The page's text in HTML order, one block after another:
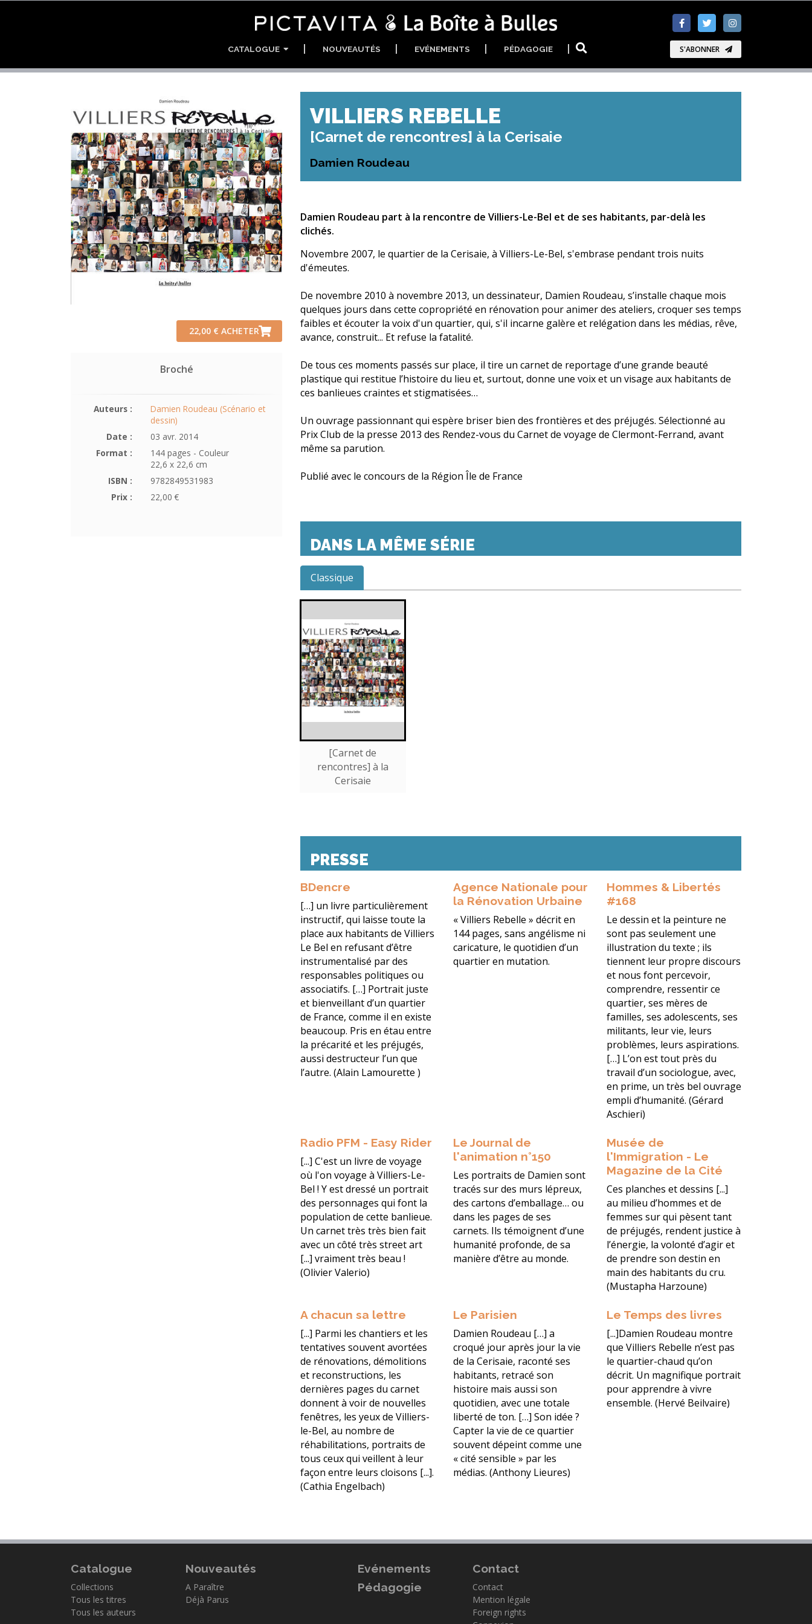
S'ABONNER
CATALOGUE NOUVEAUTÉS EVÉNEMENTS PÉDAGOGIE
22,00 € ACHETER
Broché
Auteurs :
Damien Roudeau (Scénario et
dessin)
Date :
03 avr. 2014
Format :
144 pages - Couleur
22,6 x 22,6 cm
ISBN :
9782849531983
Prix :
22,00 €
VILLIERS REBELLE
[Carnet de rencontres] à la Cerisaie
Damien Roudeau
Damien Roudeau part à la rencontre de Villiers-Le-Bel et de ses habitants, par-delà les
clichés.
Novembre 2007, le quartier de la Cerisaie, à Villiers-Le-Bel, s'embrase pendant trois nuits
d'émeutes.
De novembre 2010 à novembre 2013, un dessinateur, Damien Roudeau, s’installe chaque mois
quelques jours dans cette copropriété en rénovation pour animer des ateliers, croquer ses temps
faibles et écouter la voix d'un quartier, qui, s'il incarne galère et relégation dans les médias, rêve,
avance, construit... Et refuse la fatalité.
De tous ces moments passés sur place, il tire un carnet de reportage d’une grande beauté
plastique qui restitue l’histoire du lieu et, surtout, donne une voix et un visage aux habitants de
ces banlieues craintes et stigmatisées…
Un ouvrage passionnant qui espère briser bien des frontières et des préjugés. Sélectionné au
Prix Club de la presse 2013 des Rendez-vous du Carnet de voyage de Clermont-Ferrand, avant
même sa parution.
Publié avec le concours de la Région Île de France
DANS LA MÊME SÉRIE
Classique
[Carnet de
rencontres] à la
Cerisaie
PRESSE
BDencre
[…] un livre particulièrement
instructif, qui laisse toute la
place aux habitants de Villiers
Le Bel en refusant d’être
instrumentalisé par des
responsables politiques ou
associatifs. […] Portrait juste
et bienveillant d’un quartier
de France, comme il en existe
beaucoup. Pris en étau entre
la précarité et les préjugés,
aussi destructeur l’un que
l’autre. (Alain Lamourette )
Agence Nationale pour
la Rénovation Urbaine
« Villiers Rebelle » décrit en
144 pages, sans angélisme ni
caricature, le quotidien d’un
quartier en mutation.
Hommes & Libertés
#168
Le dessin et la peinture ne
sont pas seulement une
illustration du texte ; ils
tiennent leur propre discours
et nous font percevoir,
comprendre, ressentir ce
quartier, ses mères de
familles, ses adolescents, ses
militants, leur vie, leurs
problèmes, leurs aspirations.
[…] L’on est tout près du
travail d’un sociologue, avec,
en prime, un très bel ouvrage
empli d’humanité. (Gérard
Aschieri)
Radio PFM - Easy Rider
[...] C'est un livre de voyage
où l'on voyage à Villiers-Le-
Bel ! Y est dressé un portrait
des personnages qui font la
population de cette banlieue.
Un carnet très très bien fait
avec un côté très street art
[...] vraiment très beau !
(Olivier Valerio)
Le Journal de
l'animation n°150
Les portraits de Damien sont
tracés sur des murs lépreux,
des cartons d’emballage… ou
dans les pages de ses
carnets. Ils témoignent d’une
humanité profonde, de sa
manière d’être au monde.
Musée de
l'Immigration - Le
Magazine de la Cité
Ces planches et dessins [...]
au milieu d’hommes et de
femmes sur qui pèsent tant
de préjugés, rendent justice à
l’énergie, la volonté d’agir et
de prendre son destin en
main des habitants du cru.
(Mustapha Harzoune)
A chacun sa lettre
[...] Parmi les chantiers et les
tentatives souvent avortées
de rénovations, démolitions
et reconstructions, les
dernières pages du carnet
donnent à voir de nouvelles
fenêtres, les yeux de Villiers-
le-Bel, au nombre de
réhabilitations, portraits de
tous ceux qui veillent à leur
façon entre leurs cloisons [...].
(Cathia Engelbach)
Le Parisien
Damien Roudeau […] a
croqué jour après jour la vie
de la Cerisaie, raconté ses
habitants, retracé son
histoire mais aussi son
quotidien, avec une totale
liberté de ton. […] Son idée ?
Capter la vie de ce quartier
souvent dépeint comme une
« cité sensible » par les
médias. (Anthony Lieures)
Le Temps des livres
[...]Damien Roudeau montre
que Villiers Rebelle n’est pas
le quartier-chaud qu’on
décrit. Un magnifique portrait
pour apprendre à vivre
ensemble. (Hervé Beilvaire)
Catalogue
Collections
Tous les titres
Tous les auteurs
Nouveautés
A Paraître
Déjà Parus
Evénements
Pédagogie
Contact
Contact
Mention légale
Foreign rights